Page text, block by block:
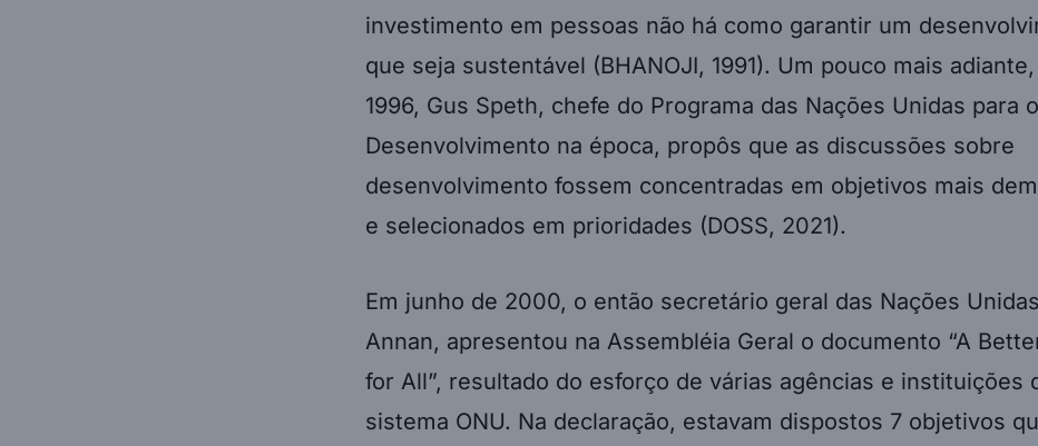
investimento em pessoas não há como garantir um
que seja sustentável (BHANOJI, 1991). Um pouco mais
1996, Gus Speth, chefe do Programa das Nações Unidas para o
Desenvolvimento na época, propôs que as discussões sobre
desenvolvimento fossem concentradas em objetivos mais
e selecionados em prioridades (DOSS, 2021).
Em junho de 2000, o então secretário geral das Nações
Annan, apresentou na Assembléia Geral o documento “A
for All”, resultado do esforço de várias agências e instituições
sistema ONU. Na declaração, estavam dispostos 7 objetivos